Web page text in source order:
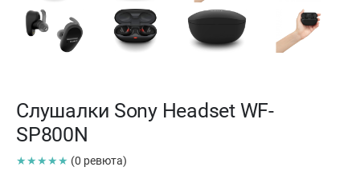
Слушалки Sony Headset WF-
SP800N
★★★★★ (0 ревюта)